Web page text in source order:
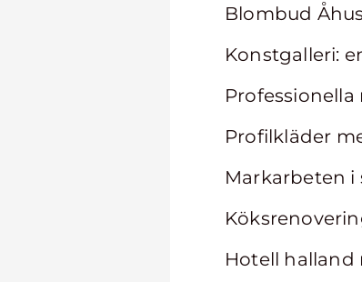
Blombud
Konstgalleri:
Profilkläder
Markarbeten
Hotell halland